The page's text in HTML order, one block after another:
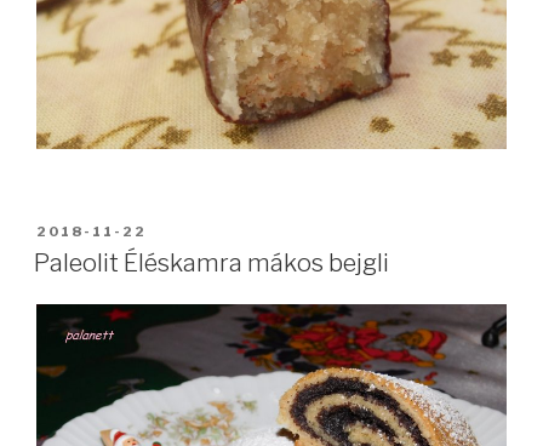
BEKÜLDVE:
2018-11-22
Paleolit Éléskamra mákos bejgli